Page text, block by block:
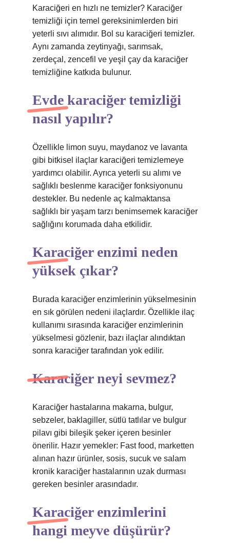
Karaciğeri en hızlı ne temizler? Karaciğer
temizliği için temel gereksinimlerden biri
yeterli sıvı alımıdır. Bol su karaciğeri temizler.
Aynı zamanda zeytinyağı, sarımsak,
zerdeçal, zencefil ve yeşil çay da karaciğer
temizliğine katkıda bulunur.
Evde karaciğer temizliği
nasıl yapılır?
Özellikle limon suyu, maydanoz ve lavanta
gibi bitkisel ilaçlar karaciğeri temizlemeye
yardımcı olabilir. Ayrıca yeterli su alımı ve
sağlıklı beslenme karaciğer fonksiyonunu
destekler. Bu nedenle aç kalmaktansa
sağlıklı bir yaşam tarzı benimsemek karaciğer
sağlığını korumada daha etkilidir.
Karaciğer enzimi neden
yüksek çıkar?
Burada karaciğer enzimlerinin yükselmesinin
en sık görülen nedeni ilaçlardır. Özellikle ilaç
kullanımı sırasında karaciğer enzimlerinin
yükselmesi gözlenir, bazı ilaçlar alındıktan
sonra karaciğer tarafından yok edilir.
Karaciğer neyi sevmez?
Karaciğer hastalarına makarna, bulgur,
sebzeler, baklagiller, sütlü tatlılar ve bulgur
pilavı gibi bileşik şeker içeren besinler
önerilir. Hazır yemekler: Fast food, marketten
alınan hazır ürünler, sosis, sucuk ve salam
kronik karaciğer hastalarının uzak durması
gereken besinler arasındadır.
Karaciğer enzimlerini
hangi meyve düşürür?